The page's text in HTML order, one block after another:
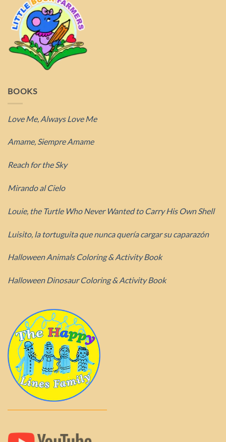
BOOKS
Love Me, Always Love Me
Amame, Siempre Amame
Reach for the Sky
Mirando al Cielo
Louie, the Turtle Who Never Wanted to Carry His Own Shell
Luisito, la tortuguita que nunca quería cargar su caparazón
Halloween Animals Coloring & Activity Book
Halloween Dinosaur Coloring & Activity Book